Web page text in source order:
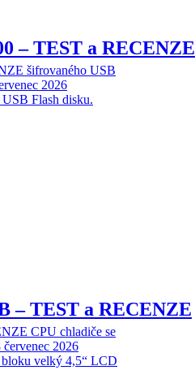
– TEST a RECENZE
šifrovaného USB
2026
Flash disku.
– TEST a RECENZE
CPU chladiče se
2026
velký 4,5“ LCD